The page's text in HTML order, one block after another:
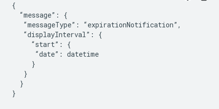
{
  “message”: {
   “messageType”: “expirationNotification”,
   “displayInterval”: {
     “start”: {
      “date”: datetime
     }
   }
  }
}